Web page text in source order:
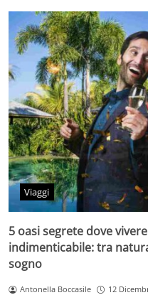
Viaggi
5 oasi segrete dove
indimenticabile: tra
sogno
Antonella Boccasile 12